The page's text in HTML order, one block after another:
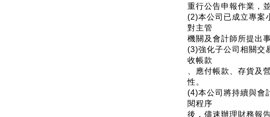
重行公告申報作業，
(2)本公司已成立專案
對主管
機關及會計師所提出
(3)強化子公司相關交
收帳款
、應付帳款、存貨及
性。
(4)本公司將持續與會
閱程序
後，儘速辦理財務報